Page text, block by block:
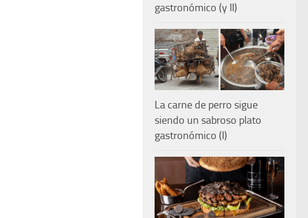
gastronómico (y II)
La carne de perro sigue
siendo un sabroso plato
gastronómico (I)